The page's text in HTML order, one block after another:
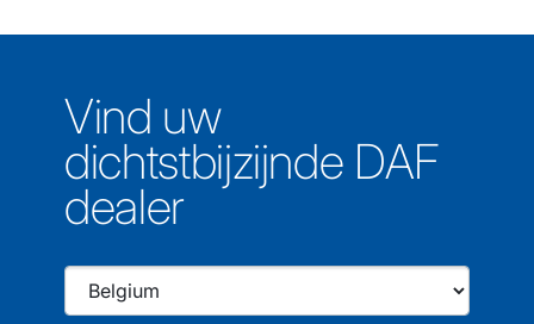
Vind uw
dichtstbijzijnde DAF
dealer